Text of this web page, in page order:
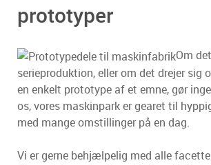
prototyper
Om
serieproduktion, eller om det drejer sig
en enkelt prototype af et emne, gør
os, vores maskinpark er gearet til
med mange omstillinger på en dag.
Vi er gerne behjælpelig med alle